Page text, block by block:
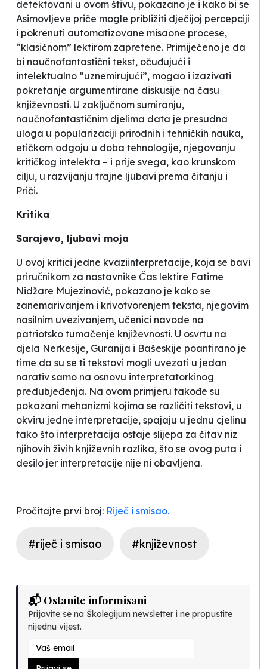
detektovani u ovom štivu, pokazano je i kako bi se
Asimovljeve priče mogle približiti dječijoj percepciji
i pokrenuti automatizovane misaone procese,
“klasičnom” lektirom zapretene. Primijećeno je da
bi naučnofantastični tekst, očuđujući i
intelektualno “uznemirujući”, mogao i izazivati
pokretanje argumentirane diskusije na času
književnosti. U zaključnom sumiranju,
naučnofantastičnim djelima data je presudna
uloga u popularizaciji prirodnih i tehničkih nauka,
etičkom odgoju u doba tehnologije, njegovanju
kritičkog intelekta – i prije svega, kao krunskom
cilju, u razvijanju trajne ljubavi prema čitanju i
Priči.
Kritika
Sarajevo, ljubavi moja
U ovoj kritici jedne kvaziinterpretacije, koja se bavi
priručnikom za nastavnike Čas lektire Fatime
Nidžare Mujezinović, pokazano je kako se
zanemarivanjem i krivotvorenjem teksta, njegovim
nasilnim uvezivanjem, učenici navode na
patriotsko tumačenje književnosti. U osvrtu na
djela Nerkesije, Guranija i Bašeskije poantirano je
time da su se ti tekstovi mogli uvezati u jedan
narativ samo na osnovu interpretatorkinog
predubjeđenja. Na ovom primjeru takođe su
pokazani mehanizmi kojima se različiti tekstovi, u
okviru jedne interpretacije, spajaju u jednu cjelinu
tako što interpretacija ostaje slijepa za čitav niz
njihovih živih književnih razlika, što se ovog puta i
desilo jer interpretacije nije ni obavljena.
Pročitajte prvi broj: Riječ i smisao.
#riječ i smisao #književnost
📬 Ostanite informisani
Prijavite se na Školegijum newsletter i ne propustite
nijednu vijest.